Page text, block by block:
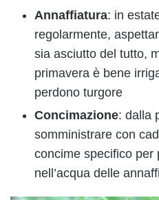
Annaffiatura: in
regolarmente,
sia asciutto del tutto,
primavera è bene
perdono turgore
Concimazione: dalla
somministrare con
concime specifico per
nell’acqua delle